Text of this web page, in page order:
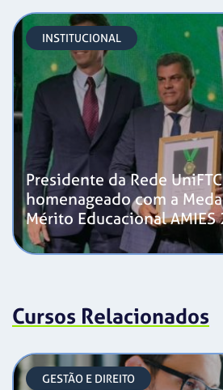
INSTITUCIONAL
Presidente da Rede
homenageado com a
Mérito Educacional AMIES
Cursos Relacionados
GESTÃO E DIREITO